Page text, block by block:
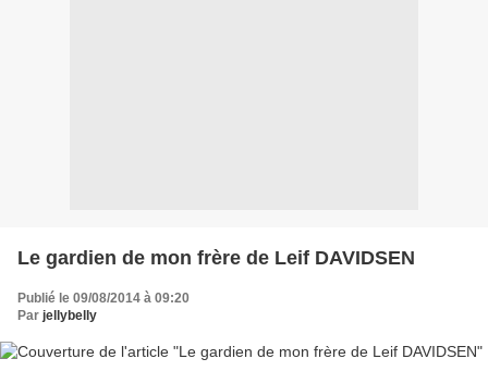
Le gardien de mon frère de Leif DAVIDSEN
Publié le 09/08/2014 à 09:20
Par jellybelly